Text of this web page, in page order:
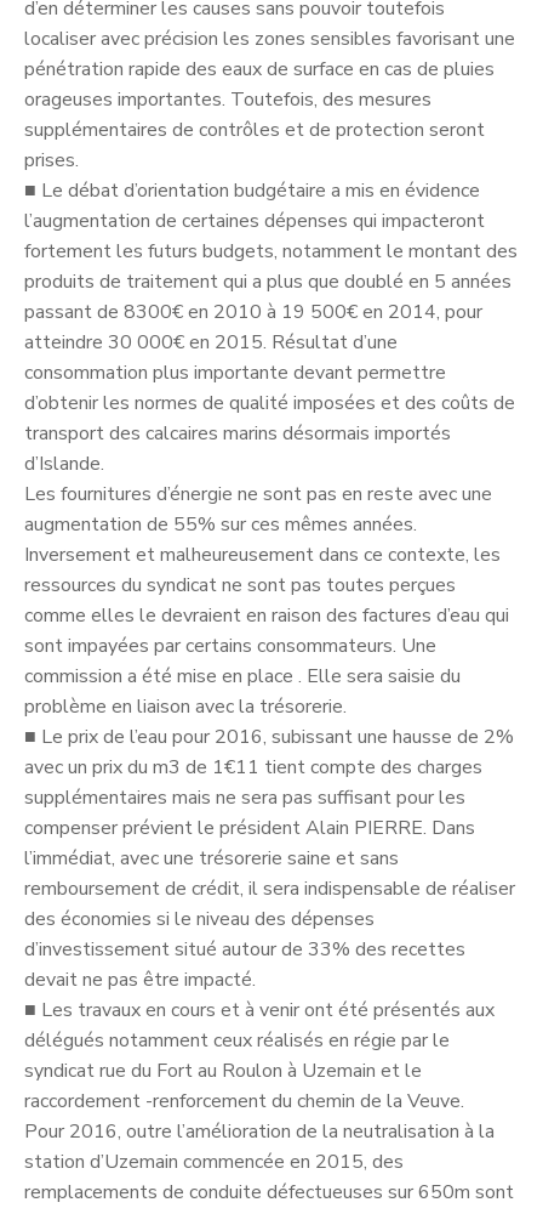
d’en déterminer les causes sans pouvoir toutefois
localiser avec précision les zones sensibles favorisant une
pénétration rapide des eaux de surface en cas de pluies
orageuses importantes. Toutefois, des mesures
supplémentaires de contrôles et de protection seront
prises.
■ Le débat d’orientation budgétaire a mis en évidence
l’augmentation de certaines dépenses qui impacteront
fortement les futurs budgets, notamment le montant des
produits de traitement qui a plus que doublé en 5 années
passant de 8300€ en 2010 à 19 500€ en 2014, pour
atteindre 30 000€ en 2015. Résultat d’une
consommation plus importante devant permettre
d’obtenir les normes de qualité imposées et des coûts de
transport des calcaires marins désormais importés
d’Islande.
Les fournitures d’énergie ne sont pas en reste avec une
augmentation de 55% sur ces mêmes années.
Inversement et malheureusement dans ce contexte, les
ressources du syndicat ne sont pas toutes perçues
comme elles le devraient en raison des factures d’eau qui
sont impayées par certains consommateurs. Une
commission a été mise en place . Elle sera saisie du
problème en liaison avec la trésorerie.
■ Le prix de l’eau pour 2016, subissant une hausse de 2%
avec un prix du m3 de 1€11 tient compte des charges
supplémentaires mais ne sera pas suffisant pour les
compenser prévient le président Alain PIERRE. Dans
l’immédiat, avec une trésorerie saine et sans
remboursement de crédit, il sera indispensable de réaliser
des économies si le niveau des dépenses
d’investissement situé autour de 33% des recettes
devait ne pas être impacté.
■ Les travaux en cours et à venir ont été présentés aux
délégués notamment ceux réalisés en régie par le
syndicat rue du Fort au Roulon à Uzemain et le
raccordement -renforcement du chemin de la Veuve.
Pour 2016, outre l’amélioration de la neutralisation à la
station d’Uzemain commencée en 2015, des
remplacements de conduite défectueuses sur 650m sont